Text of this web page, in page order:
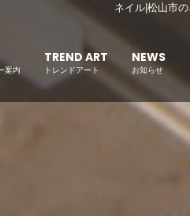
ネイル|松山市
案内
TREND ART
トレンドアート
NEWS
お知らせ